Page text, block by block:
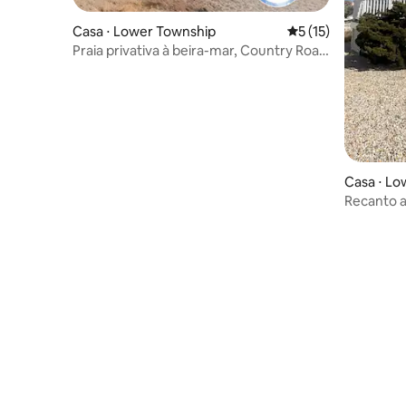
Casa ⋅ Lower Township 5 de uma
5 (15)
Praia privativa à beira-mar, Country Road
Casa ⋅
Recanto